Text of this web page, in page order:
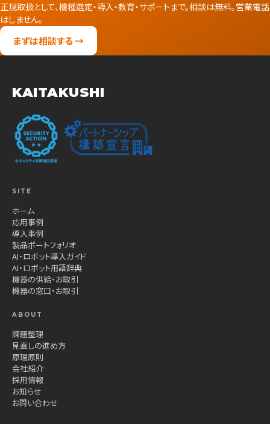
正規取扱として、機種選定・導入・教育・サポートまで。相談は無料。営業電話
はしません。
まずは相談する →
KAITAKUSHI
SITE
ホーム
応用事例
導入事例
製品ポートフォリオ
AI・ロボット導入ガイド
AI・ロボット用語辞典
機器の供給・お取引
機器の窓口・お取引
ABOUT
課題整理
見直しの進め方
原理原則
会社紹介
採用情報
お知らせ
お問い合わせ